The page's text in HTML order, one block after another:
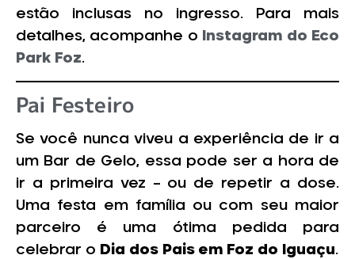
estão inclusas no ingresso. Para mais
detalhes, acompanhe o
Instagram do Eco
Park Foz.
Pai Festeiro
Se você nunca viveu a experiência de ir a
um Bar de Gelo, essa pode ser a hora de
ir a primeira vez – ou de repetir a dose.
Uma festa em família ou com seu maior
parceiro é uma ótima pedida para
celebrar o Dia dos Pais em Foz do Iguaçu.